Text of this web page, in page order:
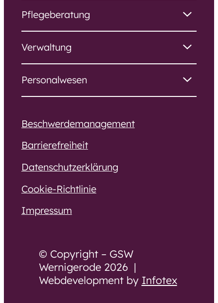
Pflegeberatung
Verwaltung
Personalwesen
Beschwerdemanagement
Barrierefreiheit
Datenschutzerklärung
Cookie-Richtlinie
Impressum
© Copyright – GSW
Wernigerode 2026 |
Webdevelopment by Infotex